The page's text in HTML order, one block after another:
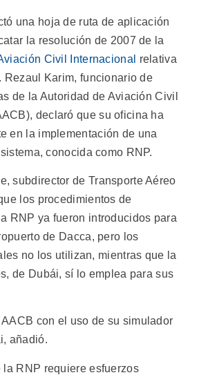
una hoja de ruta de aplicación
la resolución de 2007 de la
Civil Internacional
relativa
Rezaul Karim, funcionario de
de la Autoridad de Aviación Civil
declaró que su oficina ha
en la implementación de una
conocida como RNP.
subdirector de Transporte Aéreo
los procedimientos de
RNP ya fueron introducidos para
de Dacca, pero los
no los utilizan, mientras que la
de Dubái, sí lo emplea para sus
con el uso de su simulador
añadió.
RNP requiere esfuerzos